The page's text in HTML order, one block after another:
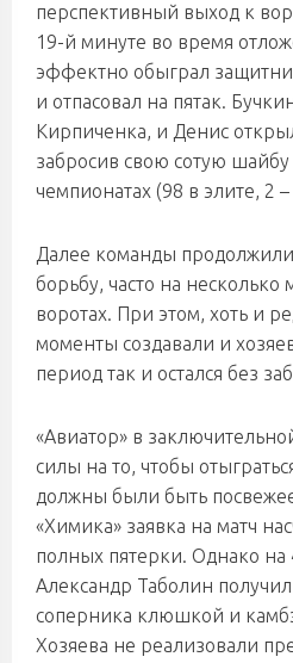
перспективный выход к
19-й минуте во время
эффектно обыграл
и отпасовал на пятак.
Кирпиченка, и Денис
забросив свою сотую
чемпионатах (98 в элите, 2
Далее команды продолжили
борьбу, часто на несколько
воротах. При этом, хоть и
моменты создавали и
период так и остался без
«Авиатор» в
силы на то, чтобы
должны были быть
«Химика» заявка на матч
полных пятерки. Однако на
Александр Таболин
соперника клюшкой и
Хозяева не реализовали